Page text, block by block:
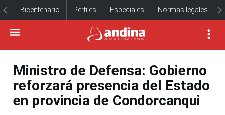
Bicentenario Perfiles Especiales Normas legales
Ministro de Defensa: Gobierno
reforzará presencia del Estado
en provincia de Condorcanqui